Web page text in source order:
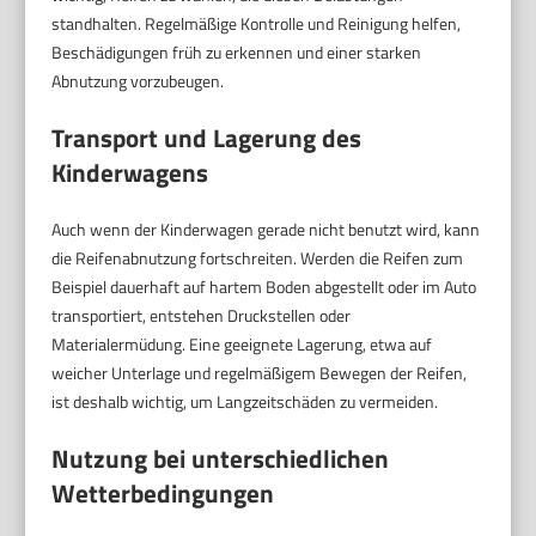
standhalten. Regelmäßige Kontrolle und Reinigung helfen,
Beschädigungen früh zu erkennen und einer starken
Abnutzung vorzubeugen.
Transport und Lagerung des
Kinderwagens
Auch wenn der Kinderwagen gerade nicht benutzt wird, kann
die Reifenabnutzung fortschreiten. Werden die Reifen zum
Beispiel dauerhaft auf hartem Boden abgestellt oder im Auto
transportiert, entstehen Druckstellen oder
Materialermüdung. Eine geeignete Lagerung, etwa auf
weicher Unterlage und regelmäßigem Bewegen der Reifen,
ist deshalb wichtig, um Langzeitschäden zu vermeiden.
Nutzung bei unterschiedlichen
Wetterbedingungen